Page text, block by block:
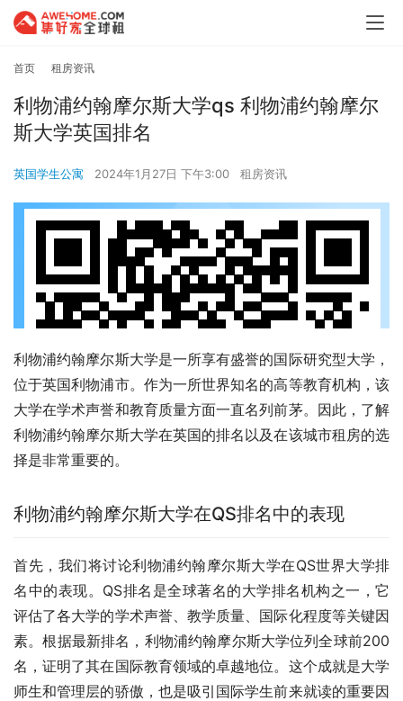
首页 租房资讯
利物浦约翰摩尔斯大学qs 利物浦约翰摩尔
斯大学英国排名
英国学生公寓 2024年1月27日 下午3:00 租房资讯
利物浦约翰摩尔斯大学是一所享有盛誉的国际研究型大学，
位于英国利物浦市。作为一所世界知名的高等教育机构，该
大学在学术声誉和教育质量方面一直名列前茅。因此，了解
利物浦约翰摩尔斯大学在英国的排名以及在该城市租房的选
择是非常重要的。
利物浦约翰摩尔斯大学在QS排名中的表现
首先，我们将讨论利物浦约翰摩尔斯大学在QS世界大学排
名中的表现。QS排名是全球著名的大学排名机构之一，它
评估了各大学的学术声誉、教学质量、国际化程度等关键因
素。根据最新排名，利物浦约翰摩尔斯大学位列全球前200
名，证明了其在国际教育领域的卓越地位。这个成就是大学
师生和管理层的骄傲，也是吸引国际学生前来就读的重要因